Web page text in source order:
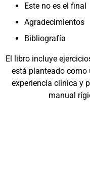
Este no es el final
Agradecimientos
Bibliografía
El libro incluye
está planteado como
experiencia clínica y
manual